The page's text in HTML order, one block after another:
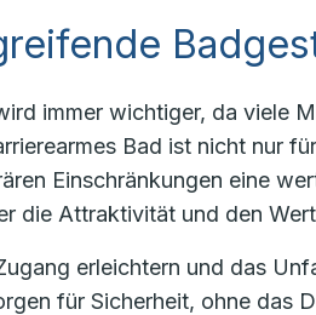
immer wichtiger, da viele
Bad ist nicht nur
Einschränkungen eine
die Attraktivität und den
erleichtern und das
für Sicherheit, ohne das